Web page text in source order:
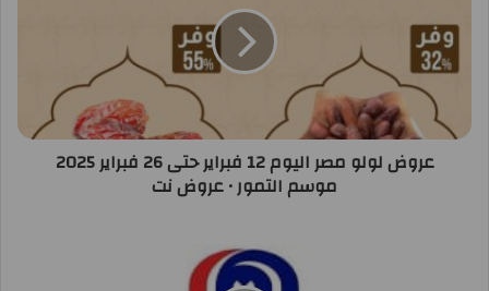
عروض لولو مصر اليوم 12 فبراير حتى 26 فبراير 2025
موسم التمور • عروض نت